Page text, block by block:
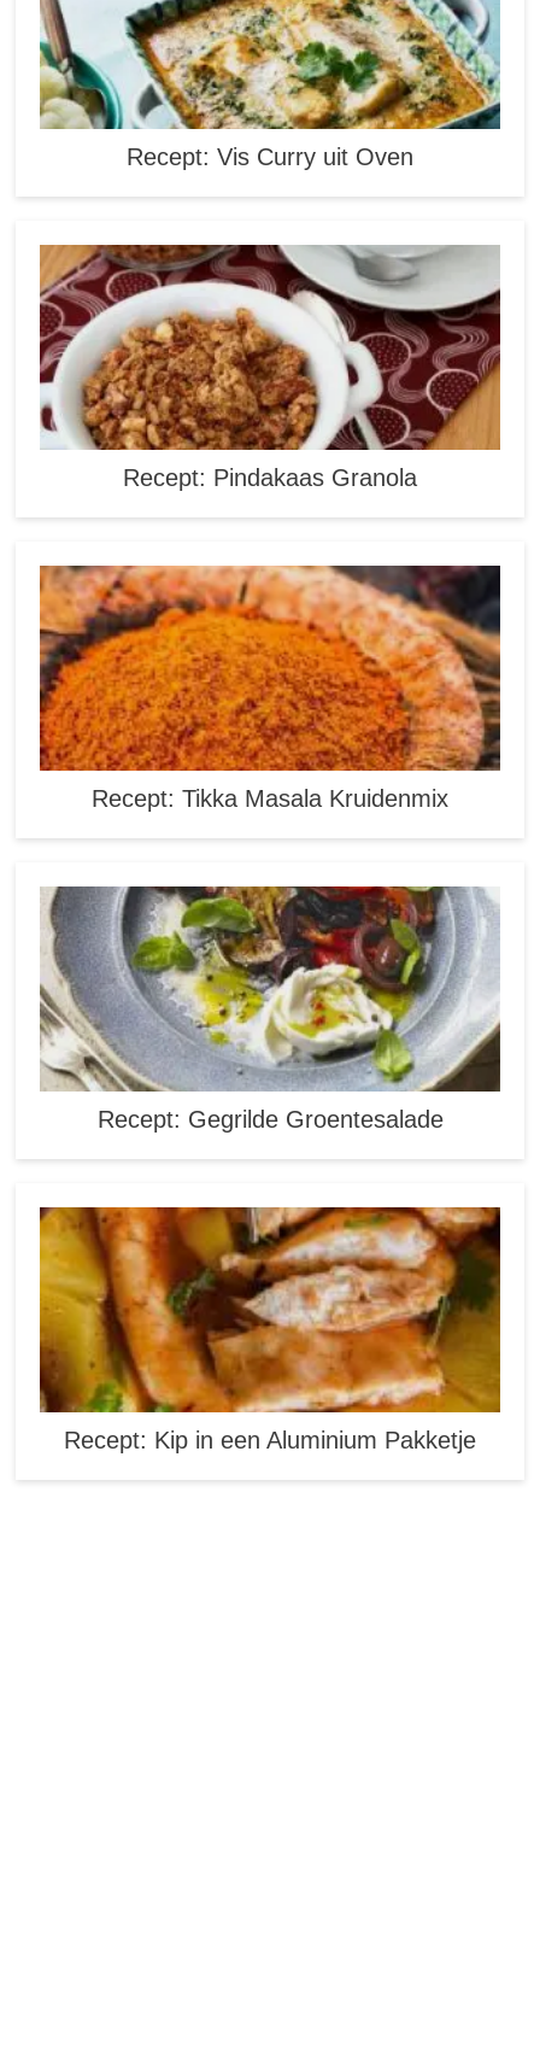
Recept: Vis Curry uit Oven
Recept: Pindakaas Granola
Recept: Tikka Masala Kruidenmix
Recept: Gegrilde Groentesalade
Recept: Kip in een Aluminium Pakketje